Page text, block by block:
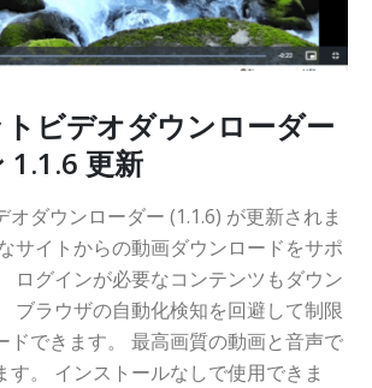
ビデオダウンローダー
1.1.6 更新
オダウンローダー (1.1.6) が更新されま
サイトからの動画ダウンロードをサポ
ログインが必要なコンテンツもダウン
ブラウザの自動化検知を回避して制限
ドできます。 最高画質の動画と音声で
す。 インストールなしで使用できま